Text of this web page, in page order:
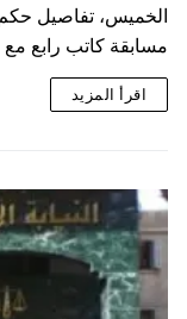
الخميس، تفاصيل حكم
مسابقة كاتب رابع مع
اقرأ المزيد